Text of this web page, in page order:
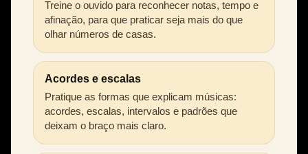
Treine o ouvido para reconhecer notas, tempo e
afinação, para que praticar seja mais do que
olhar números de casas.
Acordes e escalas
Pratique as formas que explicam músicas:
acordes, escalas, intervalos e padrões que
deixam o braço mais claro.